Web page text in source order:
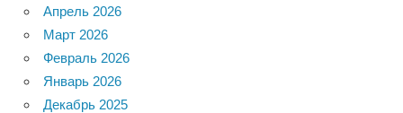
Апрель 2026
Март 2026
Февраль 2026
Январь 2026
Декабрь 2025